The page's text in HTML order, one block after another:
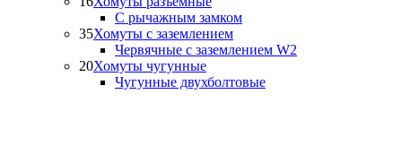
С рычажным замком
35Хомуты с заземлением
Червячные с заземлением W2
20Хомуты чугунные
Чугунные двухболтовые